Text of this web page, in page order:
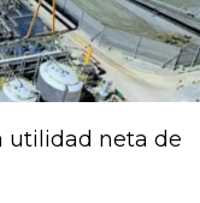
utilidad neta de